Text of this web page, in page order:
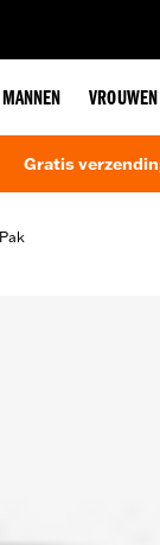
MANNEN VROUWEN
Gratis